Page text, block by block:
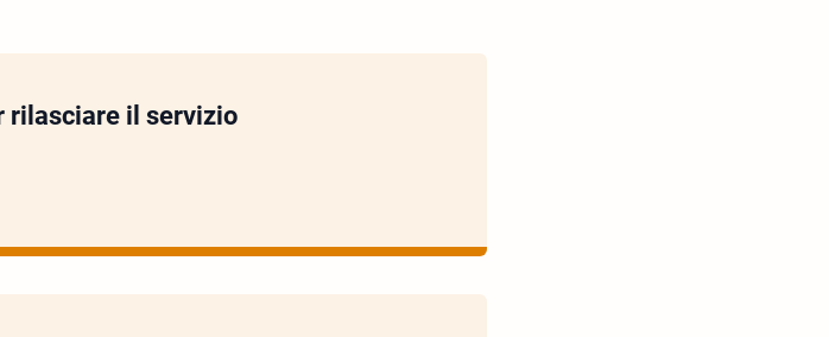
rilasciare il servizio